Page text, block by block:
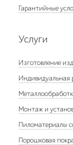
Гарантийные
Услуги
Изготовление
Монтаж и
Пиломатериалы
Порошковая